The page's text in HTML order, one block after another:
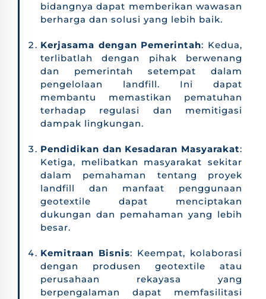
bidangnya dapat memberikan wawasan
berharga dan solusi yang lebih baik.
Kerjasama dengan Pemerintah: Kedua,
terlibatlah dengan pihak berwenang
dan pemerintah setempat dalam
pengelolaan landfill. Ini dapat
membantu memastikan pematuhan
terhadap regulasi dan memitigasi
dampak lingkungan.
Pendidikan dan Kesadaran Masyarakat:
Ketiga, melibatkan masyarakat sekitar
dalam pemahaman tentang proyek
landfill dan manfaat penggunaan
geotextile dapat menciptakan
dukungan dan pemahaman yang lebih
besar.
Kemitraan Bisnis: Keempat, kolaborasi
dengan produsen geotextile atau
perusahaan rekayasa yang
berpengalaman dapat memfasilitasi